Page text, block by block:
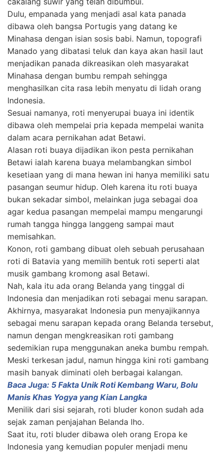
Dulu, empanada yang menjadi asal kata panada
dibawa oleh bangsa Portugis yang datang ke
Minahasa dengan isian sosis babi. Namun, topografi
Manado yang dibatasi teluk dan kaya akan hasil laut
menjadikan panada dikreasikan oleh masyarakat
Minahasa dengan bumbu rempah sehingga
menghasilkan cita rasa lebih menyatu di lidah orang
Indonesia.
Sesuai namanya, roti menyerupai buaya ini identik
dibawa oleh mempelai pria kepada mempelai wanita
dalam acara pernikahan adat Betawi.
Alasan roti buaya dijadikan ikon pesta pernikahan
Betawi ialah karena buaya melambangkan simbol
kesetiaan yang di mana hewan ini hanya memiliki satu
pasangan seumur hidup. Oleh karena itu roti buaya
bukan sekadar simbol, melainkan juga sebagai doa
agar kedua pasangan mempelai mampu mengarungi
rumah tangga hingga langgeng sampai maut
memisahkan.
Konon, roti gambang dibuat oleh sebuah perusahaan
roti di Batavia yang memilih bentuk roti seperti alat
musik gambang kromong asal Betawi.
Nah, kala itu ada orang Belanda yang tinggal di
Indonesia dan menjadikan roti sebagai menu sarapan.
Akhirnya, masyarakat Indonesia pun menyajikannya
sebagai menu sarapan kepada orang Belanda tersebut,
namun dengan mengkreasikan roti gambang
sedemikian rupa menggunakan aneka bumbu rempah.
Meski terkesan jadul, namun hingga kini roti gambang
masih banyak diminati oleh berbagai kalangan.
Baca Juga: 5 Fakta Unik Roti Kembang Waru, Bolu
Manis Khas Yogya yang Kian Langka
Menilik dari sisi sejarah, roti bluder konon sudah ada
sejak zaman penjajahan Belanda lho.
Saat itu, roti bluder dibawa oleh orang Eropa ke
Indonesia yang kemudian populer menjadi menu